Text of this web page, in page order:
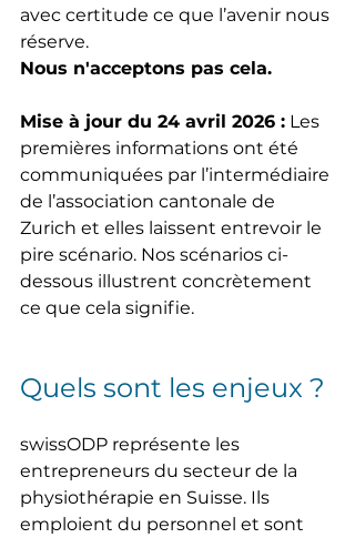
avec certitude ce que l’avenir nous
réserve.
Nous n'acceptons pas cela.
Mise à jour du 24 avril 2026 : Les
premières informations ont été
communiquées par l’intermédiaire
de l’association cantonale de
Zurich et elles laissent entrevoir le
pire scénario. Nos scénarios ci-
dessous illustrent concrètement
ce que cela signifie.
Quels sont les enjeux ?
swissODP représente les
entrepreneurs du secteur de la
physiothérapie en Suisse. Ils
emploient du personnel et sont